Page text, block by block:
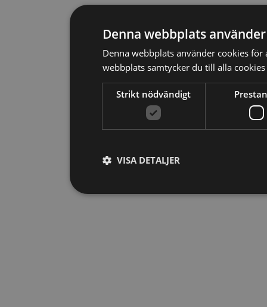
Denna webbplats
Denna webbplats använder cookies
webbplats samtycker du till alla
Strikt nödvändigt
VISA DETALJER